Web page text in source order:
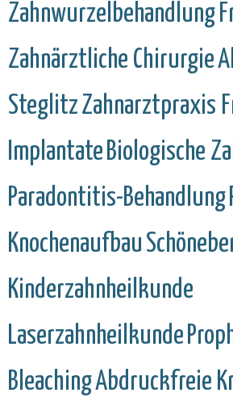
Zahnwurzelbehandlung
Zahnärztliche Chirurgie
SteglitzZahnarztpraxis
Implantate Biologische
Paradontitis-Behandlung
Knochenaufbau
Kinderzahnheilkunde
Laserzahnheilkunde
BleachingAbdruckfreie